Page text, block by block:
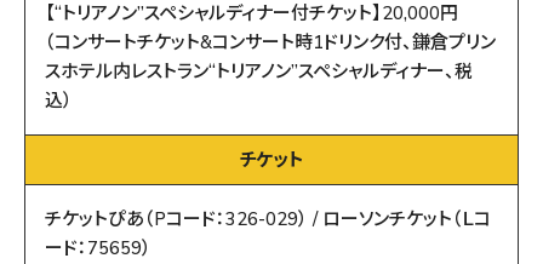
【“トリアノン”スペシャルディナー付チケット】20,000円
（コンサートチケット&コンサート時1ドリンク付、鎌倉プリン
スホテル内レストラン“トリアノン”スペシャルディナー、税
込）
チケット
チケットぴあ（Pコード：326-029） / ローソンチケット（Ｌコ
ード：75659）